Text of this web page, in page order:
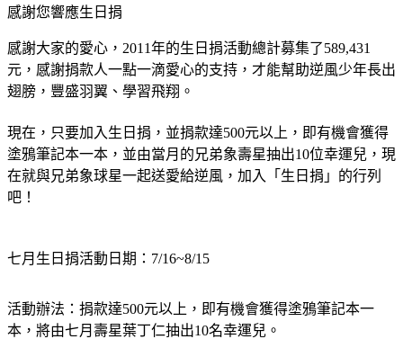
感謝您響應生日捐
感謝大家的愛心， 2011年的生日捐活動總計募集了589,431
元，感謝捐款人一點一滴愛心的支持，才能幫助逆風少年長出
翅膀，豐盛羽翼、學習飛翔。
現在，只要加入生日捐，並捐款達500元以上，即有機會獲得
塗鴉筆記本一本，並由當月的兄弟象壽星抽出10位幸運兒，現
在就與兄弟象球星一起送愛給逆風，加入「生日捐」的行列
吧！
七月生日捐活動日期： 7/16~8/15
活動辦法：捐款達500元以上，即有機會獲得塗鴉筆記本一
本，將由七月壽星葉丁仁抽出10名幸運兒。